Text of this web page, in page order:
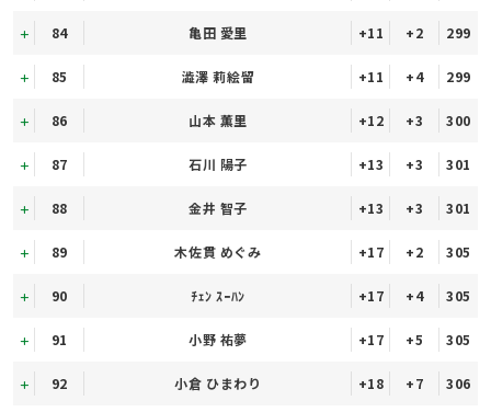
84 亀田 愛里 +11 +2 299
85 澁澤 莉絵留 +11 +4 299
86 山本 薫里 +12 +3 300
87 石川 陽子 +13 +3 301
88 金井 智子 +13 +3 301
89 木佐貫 めぐみ +17 +2 305
90 ﾁｪﾝ ｽｰﾊﾝ +17 +4 305
91 小野 祐夢 +17 +5 305
92 小倉 ひまわり +18 +7 306